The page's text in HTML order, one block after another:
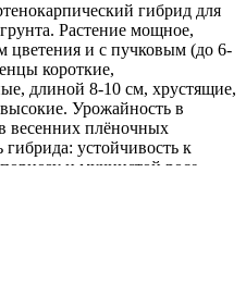
гибрид для
Растение мощное,
цветения и с пучковым (до 6-
короткие,
длиной 8-10 см, хрустящие,
Урожайность в
весенних плёночных
устойчивость к
и мучнистой росе,